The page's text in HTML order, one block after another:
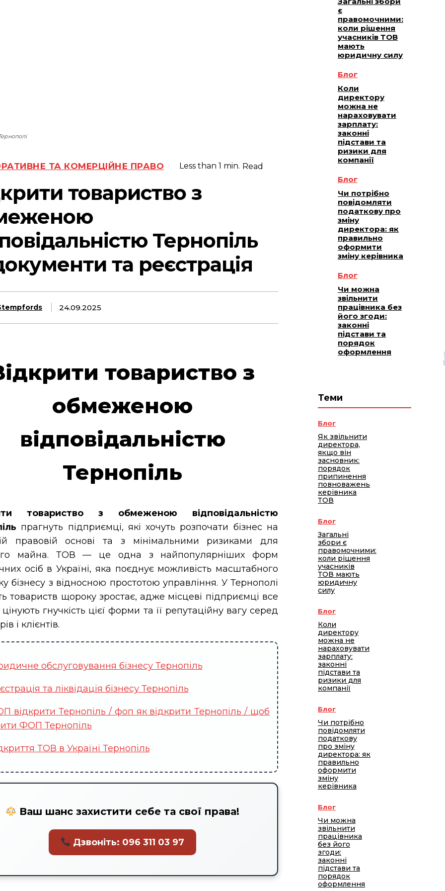
ТА КОМЕРЦІЙНЕ ПРАВО Less than 1 min. Read
товариство з
Тернопіль
та реєстрація
24.09.2025
товариство з
обмеженою
відповідальністю
Тернопіль
товариство з обмеженою відповідальністю
прагнуть підприємці, які хочуть розпочати бізнес на
правовій основі та з мінімальними ризиками для
майна. ТОВ — це одна з найпопулярніших форм
осіб в Україні, яка поєднує можливість масштабного
бізнесу з відносною простотою управління. У Тернополі
товариств щороку зростає, адже місцеві підприємці все
гнучкість цієї форми та її репутаційну вагу серед
і клієнтів.
обслуговування бізнесу Тернопіль
та ліквідація бізнесу Тернопіль
відкрити Тернопіль / фоп як відкрити Тернопіль / щоб
ФОП Тернопіль
ТОВ в Україні Тернопіль
Ваш шанс захистити себе та свої права!
Дзвоніть: 096 311 03 97
є
правомочними:
коли рішення
учасників ТОВ
мають
юридичну силу
Блог
Коли
директору
можна не
нараховувати
зарплату:
законні
підстави та
ризики для
компанії
Блог
Чи потрібно
повідомляти
податкову про
зміну
директора: як
правильно
оформити
зміну керівника
Блог
Чи можна
звільнити
працівника без
його згоди:
законні
підстави та
порядок
оформлення
Теми
Блог
Як звільнити
директора,
якщо він
засновник:
порядок
припинення
повноважень
керівника
ТОВ
Блог
Загальні
збори є
правомочними:
коли рішення
учасників
ТОВ мають
юридичну
силу
Блог
Коли
директору
можна не
нараховувати
зарплату:
законні
підстави та
ризики для
компанії
Блог
Чи потрібно
повідомляти
податкову
про зміну
директора: як
правильно
оформити
зміну
керівника
Блог
Чи можна
звільнити
працівника
без його
згоди:
законні
підстави та
порядок
оформлення